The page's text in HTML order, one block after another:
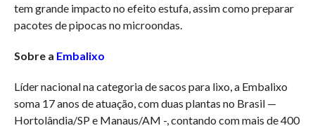
tem grande impacto no efeito estufa, assim como preparar
pacotes de pipocas no microondas.
Sobre a Embalixo
Líder nacional na categoria de sacos para lixo, a Embalixo
soma 17 anos de atuação, com duas plantas no Brasil —
Hortolândia/SP e Manaus/AM -, contando com mais de 400